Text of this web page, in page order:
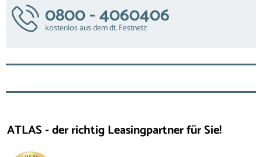
0800 - 4060406
kostenlos aus dem dt. Festnetz
ATLAS - der richtig Leasingpartner für Sie!